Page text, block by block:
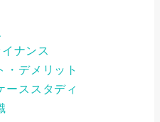
ナンス
・デメリット
ーススタディ